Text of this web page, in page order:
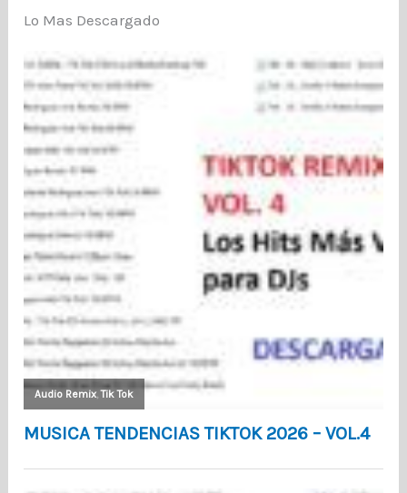
Lo Mas Descargado